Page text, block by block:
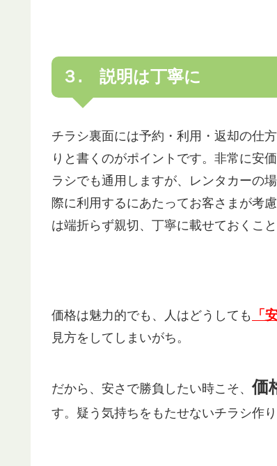
３. 説明は丁寧に
チラシ裏面には予約・利用・返却の仕
りと書くのがポイントです。非常に安
ラシでも通用しますが、レンタカーの
際に利用するにあたってお客さまが考
は端折らず親切、丁寧に載せておくこと
価格は魅力的でも、人はどうしても 「
見方をしてしまいがち。
だから、安さで勝負したい時こそ、価
す。疑う気持ちをもたせないチラシ作